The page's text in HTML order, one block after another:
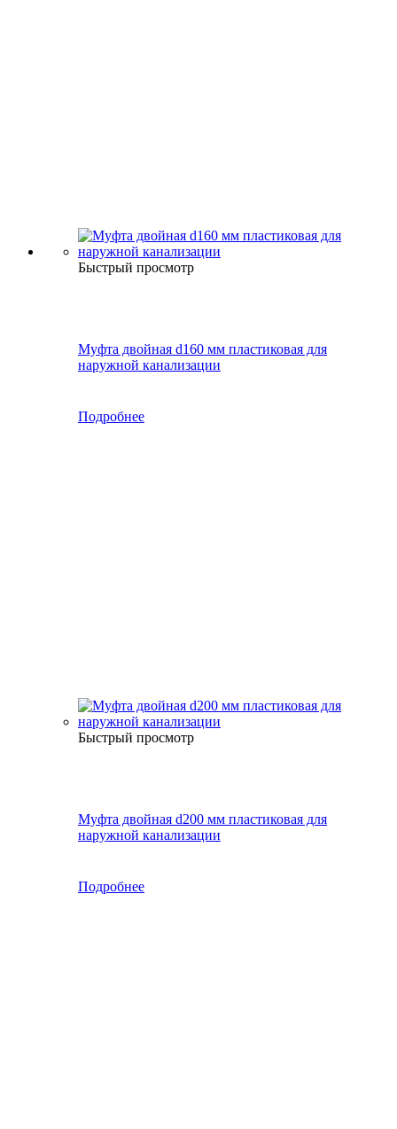
Быстрый просмотр
Муфта двойная d160 мм пластиковая для
наружной канализации
Подробнее
Быстрый просмотр
Муфта двойная d200 мм пластиковая для
наружной канализации
Подробнее